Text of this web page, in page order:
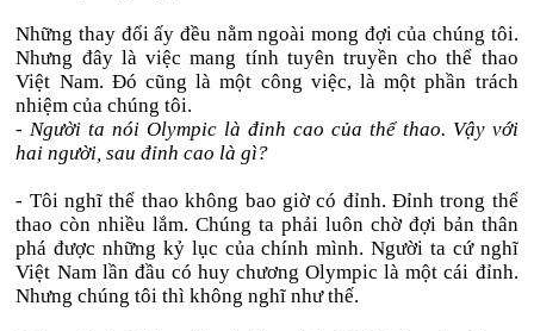
Những thay đổi ấy đều nằm ngoài mong đợi của chúng tôi.
Nhưng đây là việc mang tính tuyên truyền cho thể thao
Việt Nam. Đó cũng là một công việc, là một phần trách
nhiệm của chúng tôi.
- Người ta nói Olympic là đỉnh cao của thể thao. Vậy với
hai người, sau đỉnh cao là gì?
- Tôi nghĩ thể thao không bao giờ có đỉnh. Đỉnh trong thể
thao còn nhiều lắm. Chúng ta phải luôn chờ đợi bản thân
phá được những kỷ lục của chính mình. Người ta cứ nghĩ
Việt Nam lần đầu có huy chương Olympic là một cái đỉnh.
Nhưng chúng tôi thì không nghĩ như thế.